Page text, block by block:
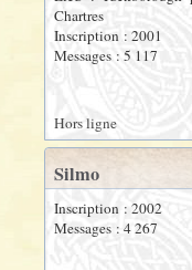
Chartres
Inscription : 2001
Messages : 5 117
Hors ligne
Silmo
Inscription : 2002
Messages : 4 267